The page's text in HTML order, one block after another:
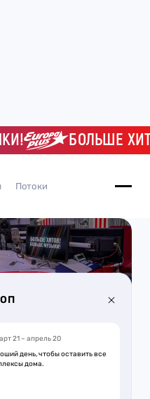
БОЛЬШЕ
Потоки
21 – апрель 20
день, чтобы оставить все
дома.